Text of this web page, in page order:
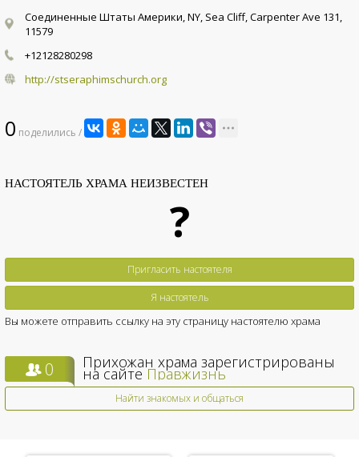
Соединенные Штаты Америки, NY, Sea Cliff, Carpenter Ave 131,
11579
+12128280298
http://stseraphimschurch.org
0 поделились /
НАСТОЯТЕЛЬ ХРАМА НЕИЗВЕСТЕН
?
Пригласить настоятеля
Я настоятель
Вы можете отправить ссылку на эту страницу настоятелю храма
0 Прихожан храма зарегистрированы
на сайтеПравжизнь
Найти знакомых и общаться